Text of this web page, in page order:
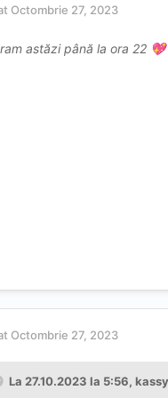
Octombrie 27, 2023
astăzi până la ora 22 💖
Octombrie 27, 2023
La 27.10.2023 la 5:56,